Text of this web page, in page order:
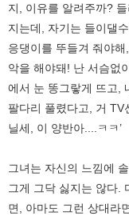
지, 이유를 알려주까?
지는데, 자기는 들이댈
응댕이를 뚜들겨 줘야
악을 해야돼! 난 서슴없
에서 눈 똥그랗게 뜨고,
팔다리 풀렸다고, 거 TV
닐세, 이 양반아....ㅋㅋ’
그녀는 자신의 느낌에
그게 그닥 싫지는 않다.
면, 아마도 그런 상대라